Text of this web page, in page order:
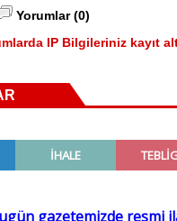
Yorumlar (0)
IP Bilgileriniz kayıt